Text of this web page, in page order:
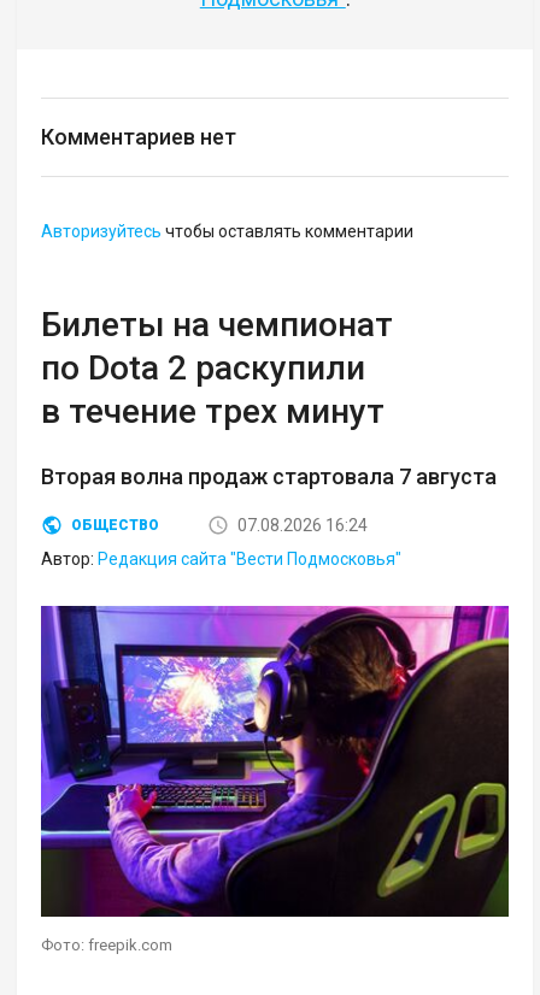
Комментариев нет
Авторизуйтесь чтобы оставлять комментарии
Билеты на чемпионат
по Dota 2 раскупили
в течение трех минут
Вторая волна продаж стартовала 7 августа
ОБЩЕСТВО
07.08.2026 16:24
Автор: Редакция сайта "Вести Подмосковья"
Фото: freepik.com